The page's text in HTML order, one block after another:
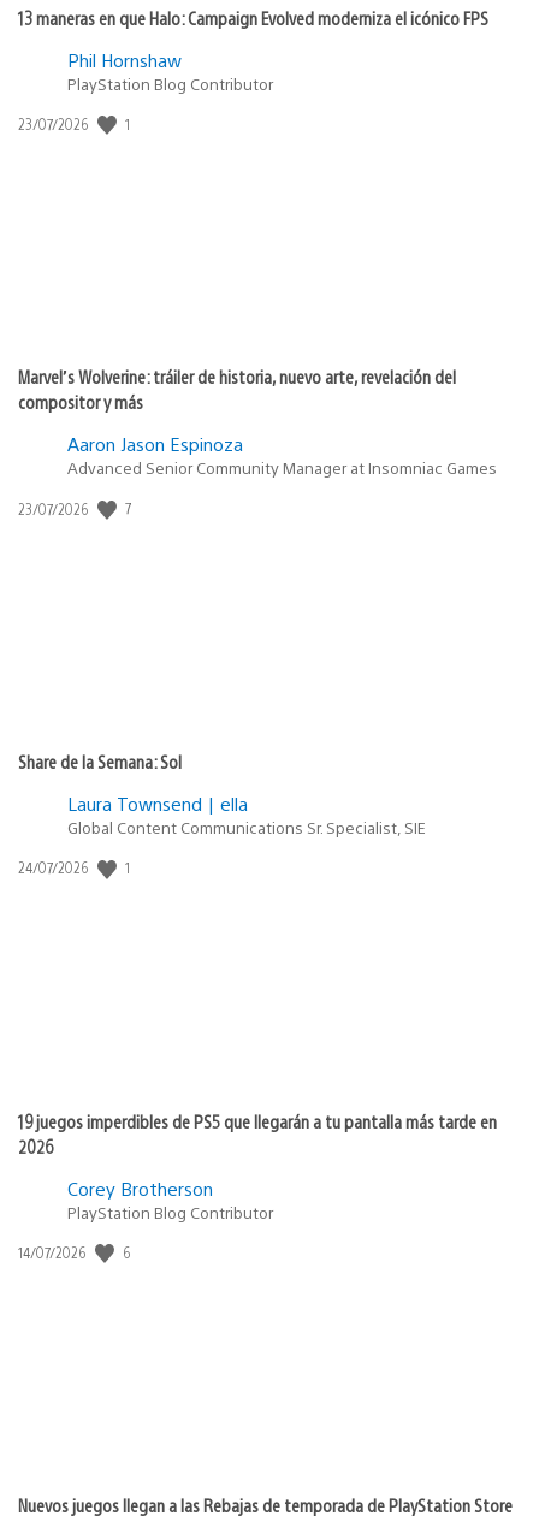
13 maneras en que Halo: Campaign Evolved moderniza el icónico FPS
Phil Hornshaw
PlayStation Blog Contributor
Fecha
23/07/2026 1
Marvel’s Wolverine: tráiler de historia, nuevo arte, revelación del
compositor y más
Aaron Jason Espinoza
Advanced Senior Community Manager at Insomniac Games
Fecha
23/07/2026 7
Share de la Semana: Sol
Laura Townsend | ella
Global Content Communications Sr. Specialist, SIE
Fecha
24/07/2026 1
19 juegos imperdibles de PS5 que llegarán a tu pantalla más tarde en
2026
Corey Brotherson
PlayStation Blog Contributor
Fecha
14/07/2026 6
Nuevos juegos llegan a las Rebajas de temporada de PlayStation Store